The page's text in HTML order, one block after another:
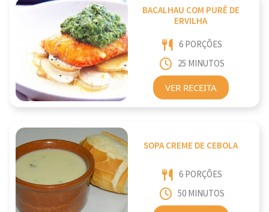
BACALHAU COM PURÊ DE
ERVILHA
6 PORÇÕES
25 MINUTOS
VER RECEITA
SOPA CREME DE CEBOLA
6 PORÇÕES
50 MINUTOS